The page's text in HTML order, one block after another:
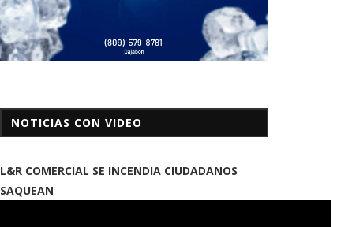
NOTICIAS CON VIDEO
L&R COMERCIAL SE INCENDIA CIUDADANOS
SAQUEAN